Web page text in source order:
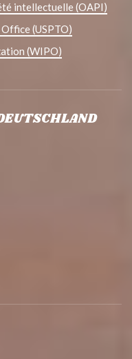
intellectuelle (OAPI)
(USPTO)
(WIPO)